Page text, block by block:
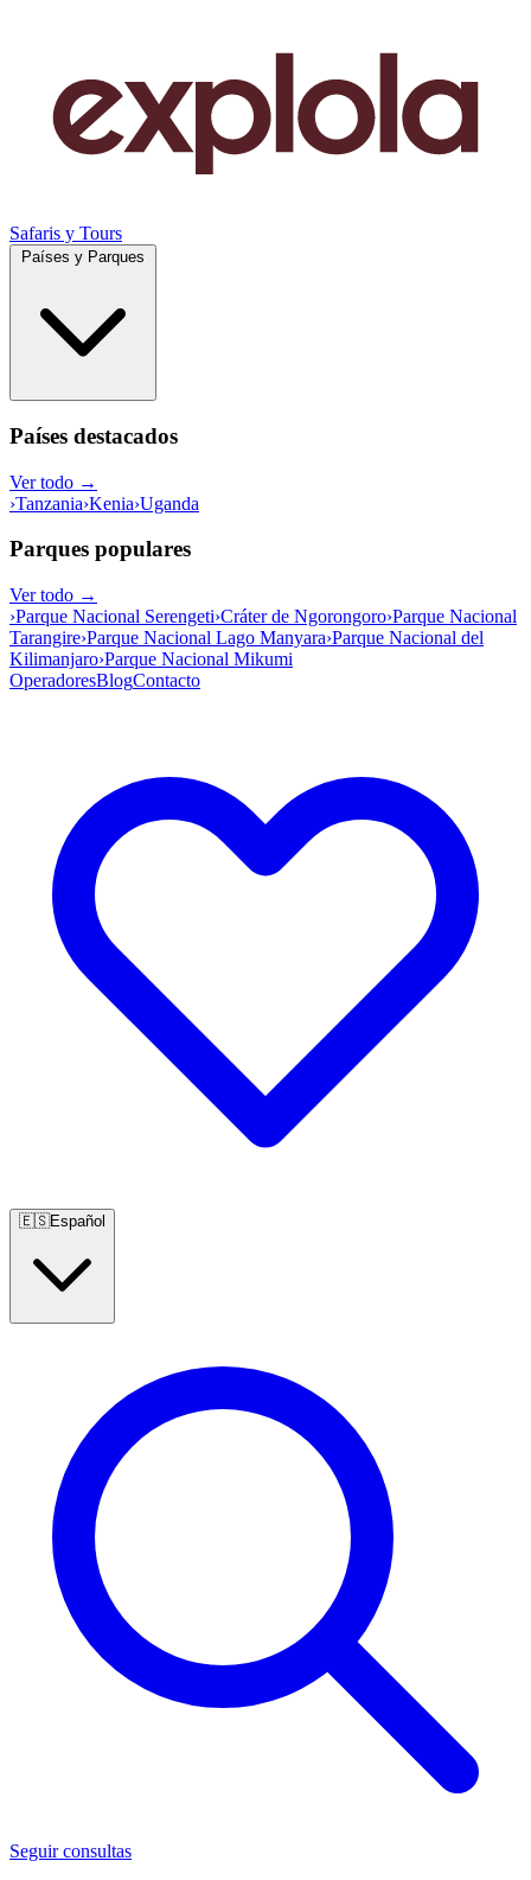
Safaris y Tours
Países destacados
Ver todo →
›Tanzania›Kenia›Uganda
Parques populares
Ver todo →
›Parque Nacional Serengeti›Cráter de Ngorongoro›Parque Nacional
Tarangire›Parque Nacional Lago Manyara›Parque Nacional del
Kilimanjaro›Parque Nacional Mikumi
OperadoresBlogContacto
🇪🇸Español
Seguir consultas